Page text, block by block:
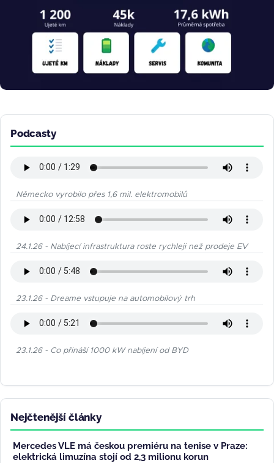
Podcasty
Německo vyrobilo přes 1,6 mil. elektromobilů
24.1.26 - Nabíjecí infrastruktura roste rychleji než prodeje EV
23.1.26 - Dreame vstupuje na automobilový trh
23.1.26 - Co přináší 1000 kW nabíjení od BYD
Nejčtenější články
Mercedes VLE má českou premiéru na tenise v Praze:
elektrická limuzína stojí od 2,3 milionu korun